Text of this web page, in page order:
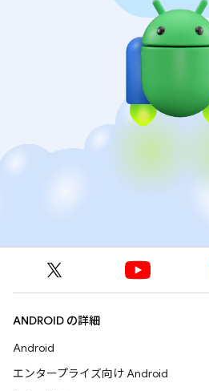
ANDROID の詳細
Android
エンタープライズ向け Android